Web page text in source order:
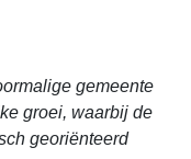
gemeente
groei, waarbij de
georiënteerd